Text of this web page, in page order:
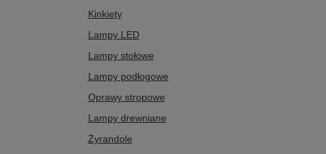
Kinkiety
Lampy LED
Lampy stołowe
Lampy podłogowe
Oprawy stropowe
Lampy drewniane
Żyrandole